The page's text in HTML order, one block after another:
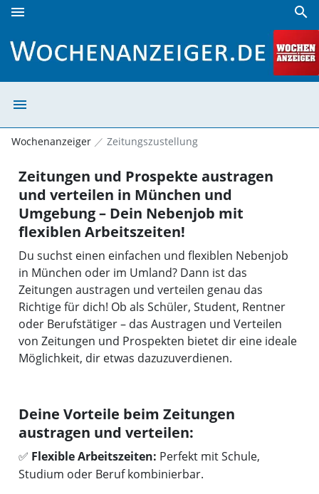
menu search
menu
Wochenanzeiger Zeitungszustellung
Zeitungen und Prospekte austragen
und verteilen in München und
Umgebung – Dein Nebenjob mit
flexiblen Arbeitszeiten!
Du suchst einen einfachen und flexiblen Nebenjob
in München oder im Umland? Dann ist das
Zeitungen austragen und verteilen genau das
Richtige für dich! Ob als Schüler, Student, Rentner
oder Berufstätiger – das Austragen und Verteilen
von Zeitungen und Prospekten bietet dir eine ideale
Möglichkeit, dir etwas dazuzuverdienen.
Deine Vorteile beim Zeitungen
austragen und verteilen:
✅ Flexible Arbeitszeiten: Perfekt mit Schule,
Studium oder Beruf kombinierbar.